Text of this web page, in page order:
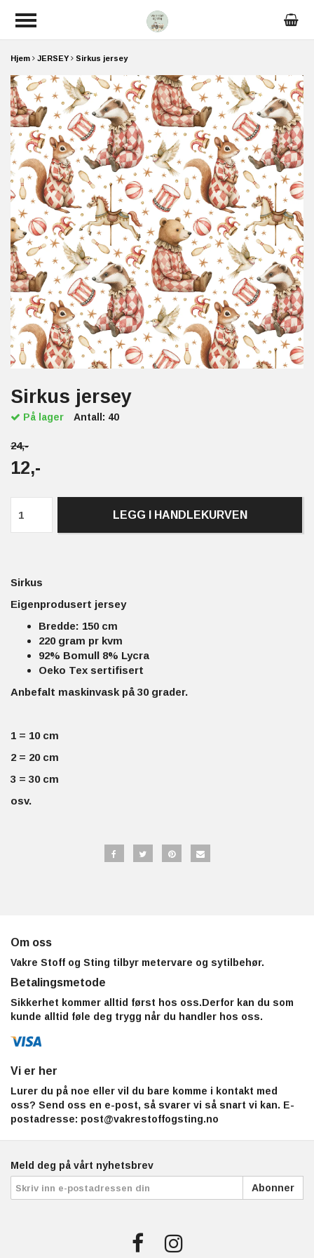
Hjem JERSEY Sirkus jersey
Sirkus jersey
På lager Antall: 40
24,-
12,-
LEGG I HANDLEKURVEN
Sirkus
Eigenprodusert jersey
Bredde: 150 cm
220 gram pr kvm
92% Bomull 8% Lycra
Oeko Tex sertifisert
Anbefalt maskinvask på 30 grader.
1 = 10 cm
2 = 20 cm
3 = 30 cm
osv.
Om oss
Vakre Stoff og Sting tilbyr metervare og sytilbehør.
Betalingsmetode
Sikkerhet kommer alltid først hos oss.Derfor kan du som
kunde alltid føle deg trygg når du handler hos oss.
Vi er her
Lurer du på noe eller vil du bare komme i kontakt med
oss? Send oss en e-post, så svarer vi så snart vi kan. E-
postadresse: post@vakrestoffogsting.no
Meld deg på vårt nyhetsbrev
Abonner